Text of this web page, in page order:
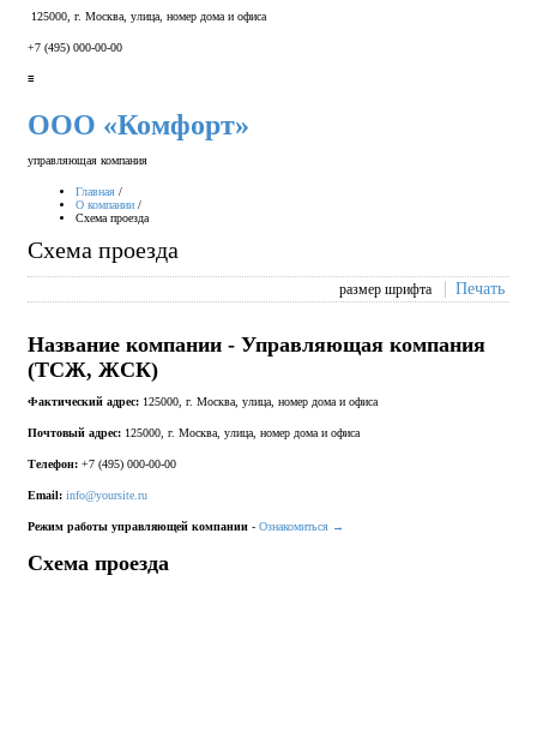
125000, г. Москва, улица, номер дома и офиса
+7 (495) 000-00-00
≡
ООО «Комфорт»
управляющая компания
Главная /
О компании /
Схема проезда
Схема проезда
размер шрифта Печать
Название компании - Управляющая компания
(ТСЖ, ЖСК)
Фактический адрес: 125000, г. Москва, улица, номер дома и офиса
Почтовый адрес: 125000, г. Москва, улица, номер дома и офиса
Телефон: +7 (495) 000-00-00
Email: info@yoursite.ru
Режим работы управляющей компании - Ознакомиться →
Схема проезда